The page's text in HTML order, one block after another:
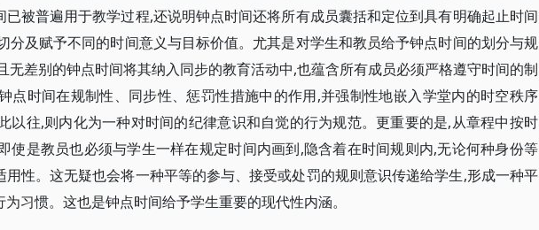
已被普遍用于教学过程,还说明钟点时间还将所有成员囊括和定位到具有明确起止时间
分及赋予不同的时间意义与目标价值。尤其是对学生和教员给予钟点时间的划分与规
无差别的钟点时间将其纳入同步的教育活动中,也蕴含所有成员必须严格遵守时间的制
点时间在规制性、同步性、惩罚性措施中的作用,并强制性地嵌入学堂内的时空秩序
以往,则内化为一种对时间的纪律意识和自觉的行为规范。更重要的是,从章程中按时
使是教员也必须与学生一样在规定时间内画到,隐含着在时间规则内,无论何种身份等
用性。这无疑也会将一种平等的参与、接受或处罚的规则意识传递给学生,形成一种平
习惯。这也是钟点时间给予学生重要的现代性内涵。